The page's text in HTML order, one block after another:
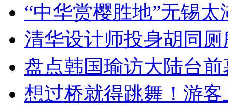
“中华赏樱胜地”无锡
清华设计师投身胡同
盘点韩国瑜访大陆台
想过桥就得跳舞！游客